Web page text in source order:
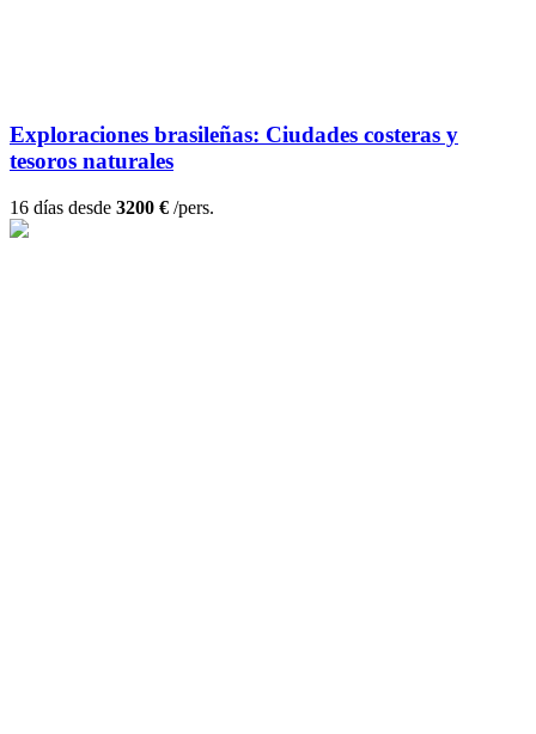
Exploraciones brasileñas: Ciudades costeras y
tesoros naturales
16 días desde 3200 € /pers.